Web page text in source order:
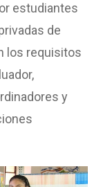
estudiantes
de
los requisitos
y